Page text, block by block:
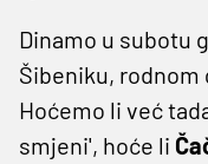
Dinamo u subotu
Šibeniku, rodnom
Hoćemo li već
smjeni', hoće li